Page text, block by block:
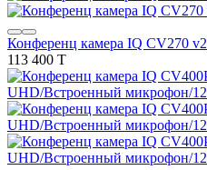
Конференц камера IQ CV270 v2
113 400 T